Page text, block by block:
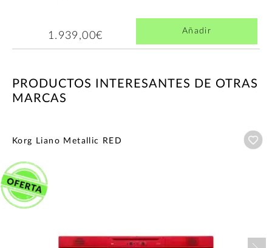
1.939,00€ Añadir
PRODUCTOS INTERESANTES DE OTRAS
MARCAS
Korg Liano Metallic RED